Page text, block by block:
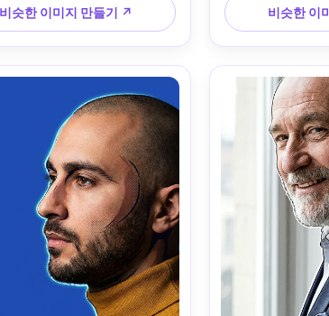
블록, 미묘한 하프톤 음영이 있
트 팔레트; 자연스러운 그림자,
모공, 편집 색상 등급, 높은 디
테일 --ar 4:5
비슷한 이미지 만들기 ↗
헤드샷 조명;
한 하프 바디 프
림자, 대담한 윤곽
스터라이징; 현실
로운 눈, 고
비슷한 이